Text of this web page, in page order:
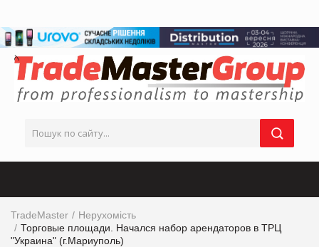
TradeMaster
Нерухомість
Торговые площади. Начался набор арендаторов в ТРЦ
"Украина" (г.Мариуполь)